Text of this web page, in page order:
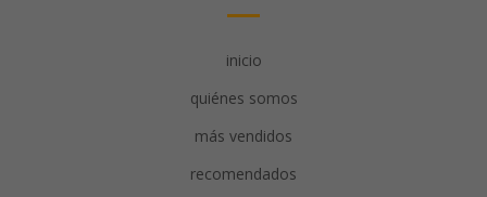
inicio
quiénes somos
más vendidos
recomendados